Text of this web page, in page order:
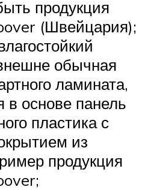
продукция
(Швейцария);
обычная
ламината,
основе панель
пластика с
из
продукция